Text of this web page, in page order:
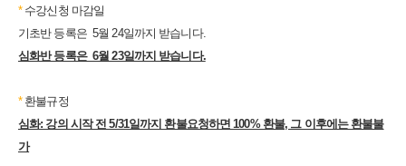
*수강신청 마감일
기초반 등록은 5월 24일까지 받습니다.
심화반 등록은 6월 23일까지 받습니다.
*환불규정
심화: 강의 시작 전 5/31일까지 환불요청하면 100% 환불, 그 이후에는 환불불
가